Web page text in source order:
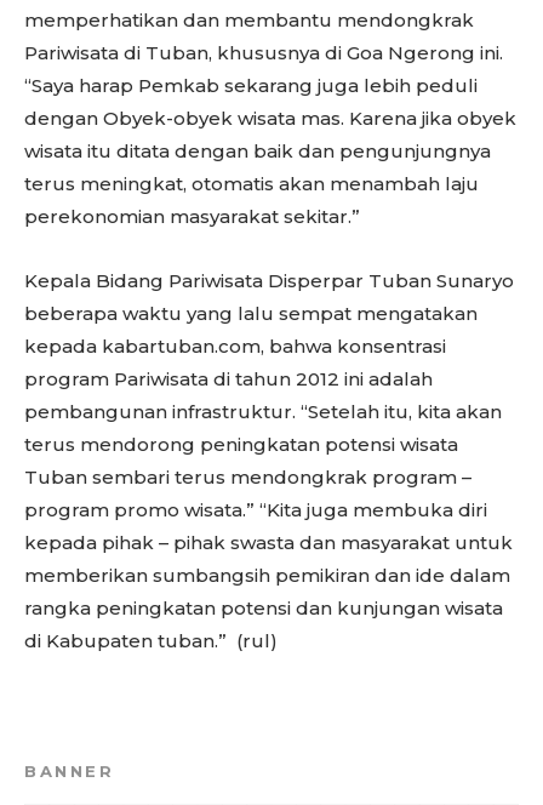
memperhatikan dan membantu mendongkrak
Pariwisata di Tuban, khususnya di Goa Ngerong ini.
“Saya harap Pemkab sekarang juga lebih peduli
dengan Obyek-obyek wisata mas. Karena jika obyek
wisata itu ditata dengan baik dan pengunjungnya
terus meningkat, otomatis akan menambah laju
perekonomian masyarakat sekitar.”
Kepala Bidang Pariwisata Disperpar Tuban Sunaryo
beberapa waktu yang lalu sempat mengatakan
kepada kabartuban.com, bahwa konsentrasi
program Pariwisata di tahun 2012 ini adalah
pembangunan infrastruktur. “Setelah itu, kita akan
terus mendorong peningkatan potensi wisata
Tuban sembari terus mendongkrak program –
program promo wisata.” “Kita juga membuka diri
kepada pihak – pihak swasta dan masyarakat untuk
memberikan sumbangsih pemikiran dan ide dalam
rangka peningkatan potensi dan kunjungan wisata
di Kabupaten tuban.” (rul)
BANNER